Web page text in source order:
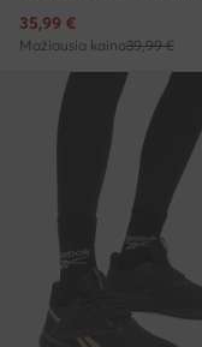
Dabartinė kaina
35,99 €
Mažiausia kaina39,99 €